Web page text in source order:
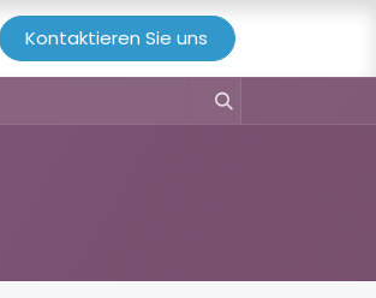
Kontaktieren Sie uns